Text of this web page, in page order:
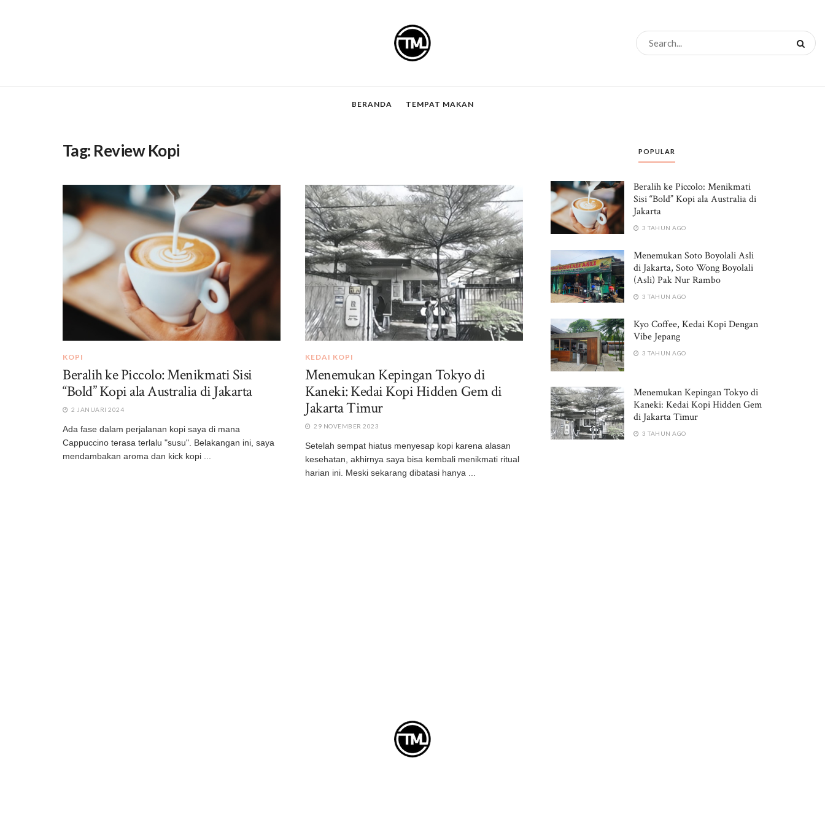
BERANDA TEMPAT MAKAN
Tag: Review Kopi
KOPI
Beralih ke Piccolo: Menikmati Sisi
“Bold” Kopi ala Australia di Jakarta
2 JANUARI 2024
Ada fase dalam perjalanan kopi saya di mana
Cappuccino terasa terlalu "susu". Belakangan ini, saya
mendambakan aroma dan kick kopi ...
KEDAI KOPI
Menemukan Kepingan Tokyo di
Kaneki: Kedai Kopi Hidden Gem di
Jakarta Timur
29 NOVEMBER 2023
Setelah sempat hiatus menyesap kopi karena alasan
kesehatan, akhirnya saya bisa kembali menikmati ritual
harian ini. Meski sekarang dibatasi hanya ...
POPULAR
Beralih ke Piccolo: Menikmati
Sisi “Bold” Kopi ala Australia di
Jakarta
3 TAHUN AGO
Menemukan Soto Boyolali Asli
di Jakarta, Soto Wong Boyolali
(Asli) Pak Nur Rambo
3 TAHUN AGO
Kyo Coffee, Kedai Kopi Dengan
Vibe Jepang
3 TAHUN AGO
Menemukan Kepingan Tokyo di
Kaneki: Kedai Kopi Hidden Gem
di Jakarta Timur
3 TAHUN AGO